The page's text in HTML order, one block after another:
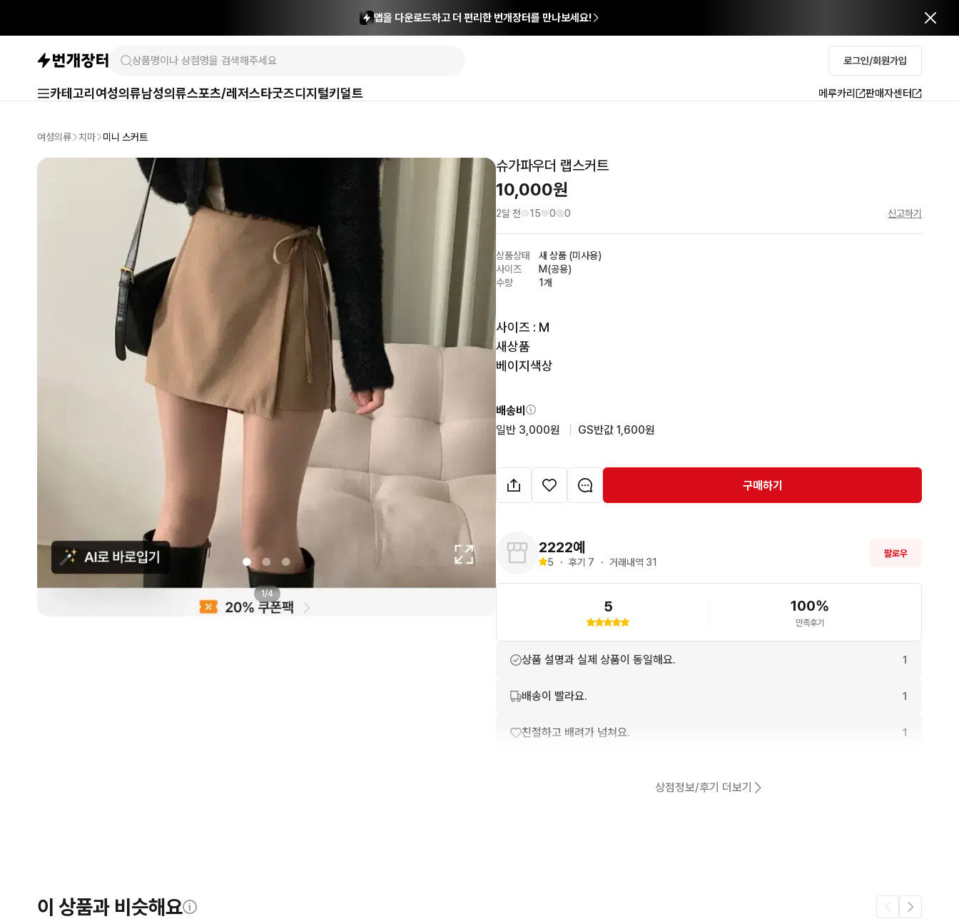
앱을 다운로드하고 더 편리한 번개장터를 만나보세요!
로그인/회원가입
카테고리 여성의류남성의류스포츠/레저스타굿즈디지털키덜트 메루카리 판매자센터
여성의류 치마 미니 스커트
1/4
슈가파우더 랩스커트
10,000원
2달 전 15 0 0 신고하기
상품상태
새 상품 (미사용)
사이즈
M(공용)
수량
1개
사이즈 : M
새상품
베이지색상
배송비
일반 3,000원
GS반값 1,600원
구매하기
2222예
5 ・ 후기 7 ・ 거래내역 31
팔로우
5 100%
만족후기
상품 설명과 실제 상품이 동일해요. 1
배송이 빨라요. 1
친절하고 배려가 넘쳐요. 1
상점정보/후기 더보기
이 상품과 비슷해요